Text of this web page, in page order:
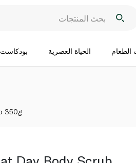
الحياة العصرية بودكاست
350g